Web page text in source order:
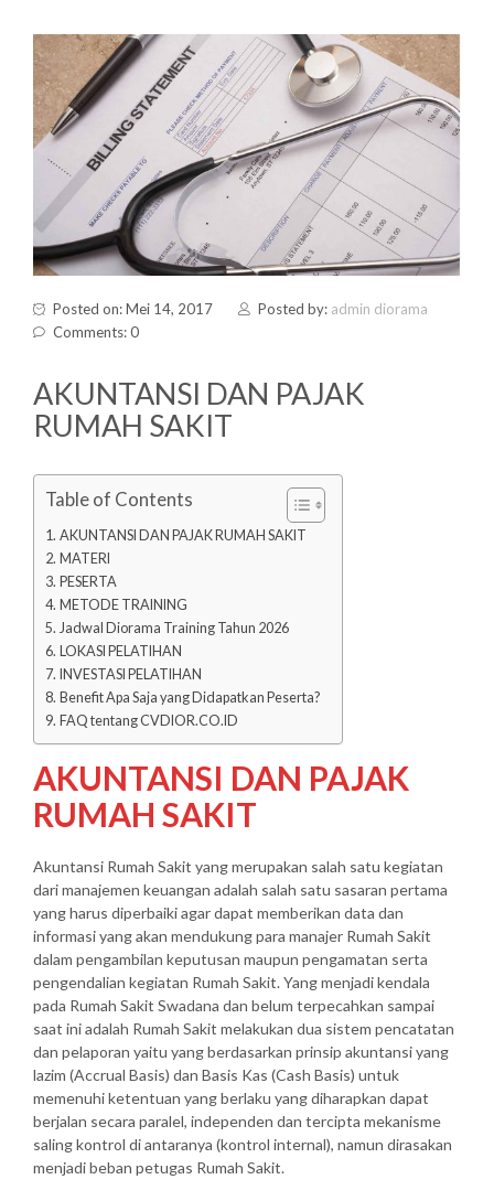
Posted on: Mei 14, 2017 Posted by: admin diorama
Comments: 0
AKUNTANSI DAN PAJAK
RUMAH SAKIT
Table of Contents
AKUNTANSI DAN PAJAK RUMAH SAKIT
MATERI
PESERTA
METODE TRAINING
Jadwal Diorama Training Tahun 2026
LOKASI PELATIHAN
INVESTASI PELATIHAN
Benefit Apa Saja yang Didapatkan Peserta?
FAQ tentang CVDIOR.CO.ID
AKUNTANSI DAN PAJAK
RUMAH SAKIT
Akuntansi Rumah Sakit yang merupakan salah satu kegiatan
dari manajemen keuangan adalah salah satu sasaran pertama
yang harus diperbaiki agar dapat memberikan data dan
informasi yang akan mendukung para manajer Rumah Sakit
dalam pengambilan keputusan maupun pengamatan serta
pengendalian kegiatan Rumah Sakit. Yang menjadi kendala
pada Rumah Sakit Swadana dan belum terpecahkan sampai
saat ini adalah Rumah Sakit melakukan dua sistem pencatatan
dan pelaporan yaitu yang berdasarkan prinsip akuntansi yang
lazim (Accrual Basis) dan Basis Kas (Cash Basis) untuk
memenuhi ketentuan yang berlaku yang diharapkan dapat
berjalan secara paralel, independen dan tercipta mekanisme
saling kontrol di antaranya (kontrol internal), namun dirasakan
menjadi beban petugas Rumah Sakit.